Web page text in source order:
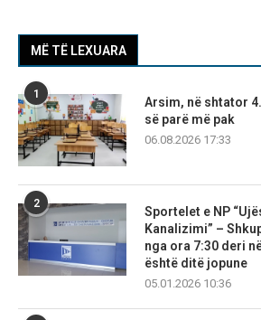
MË TË LEXUARA
1
Arsim, në shtator
së parë më pak
06.08.2026 17:33
2
Sportelet e NP
Kanalizimi” –
nga ora 7:30 deri
është ditë jopune
05.01.2026 10:36